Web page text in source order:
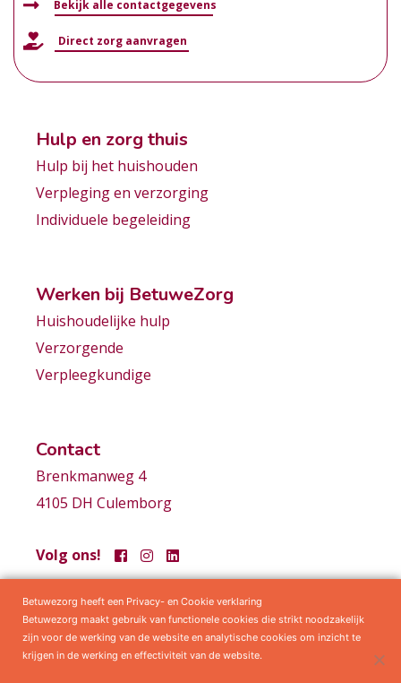
Bekijk alle contactgegevens
Direct zorg aanvragen
Hulp en zorg thuis
Hulp bij het huishouden
Verpleging en verzorging
Individuele begeleiding
Werken bij BetuweZorg
Huishoudelijke hulp
Verzorgende
Verpleegkundige
Contact
Brenkmanweg 4
4105 DH Culemborg
Volg ons!
Samenwerkingen Privacy statement Algemene voorwaarden
Betuwezorg heeft een Privacy- en Cookie verklaring
Betuwezorg maakt gebruik van functionele cookies die strikt noodzakelijk
zijn voor de werking van de website en analytische cookies om inzicht te
krijgen in de werking en effectiviteit van de website.